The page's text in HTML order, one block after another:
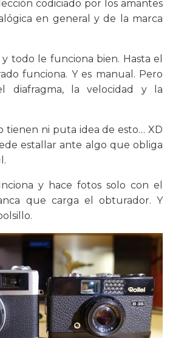
codiciado por los amantes
en general y de la marca
todo le funciona bien. Hasta el
funciona. Y es manual. Pero
diafragma, la velocidad y la
tienen ni puta idea de esto… XD
estallar ante algo que obliga
y hace fotos solo con el
que carga el obturador. Y